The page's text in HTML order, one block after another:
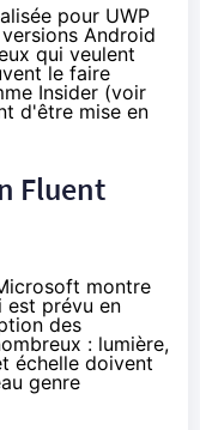
pour UWP
Android
qui veulent
le faire
Insider (voir
d'être mise en
Fluent
montre
est prévu en
des
: lumière,
échelle doivent
genre